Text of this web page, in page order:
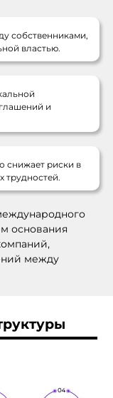
собственниками,
властью.
и
снижает риски в
трудностей.
основания
между